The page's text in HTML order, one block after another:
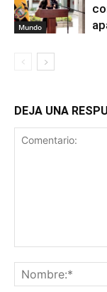
Mundo
DEJA UNA